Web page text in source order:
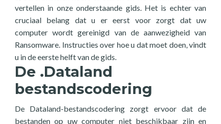
vertellen in onze onderstaande gids. Het is echter van
cruciaal belang dat u er eerst voor zorgt dat uw
computer wordt gereinigd van de aanwezigheid van
Ransomware. Instructies over hoe u dat moet doen, vindt
u in de eerste helft van de gids.
De .Dataland
bestandscodering
De Dataland-bestandscodering zorgt ervoor dat de
bestanden op uw computer niet beschikbaar zijn en